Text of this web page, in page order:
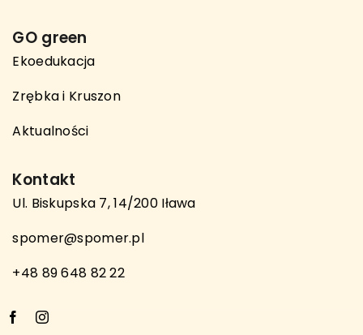
GO green
Ekoedukacja
Zrębka i Kruszon
Aktualności
Kontakt
Ul. Biskupska 7, 14/200 Iława
spomer@spomer.pl
+48 89 648 82 22